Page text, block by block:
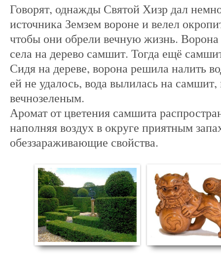
Говорят, однажды Святой Хизр дал
источника Земзем вороне и велел
чтобы они обрели вечную жизнь. Ворона
села на дерево самшит. Тогда ещё
Сидя на дереве, ворона решила налить
ей не удалось, вода вылилась на самшит,
вечнозеленым.
Аромат от цветения самшита
наполняя воздух в округе приятным
обеззараживающие свойства.